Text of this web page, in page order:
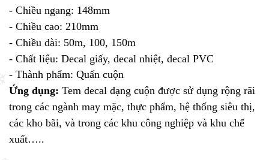
- Chiều ngang: 148mm
- Chiều cao: 210mm
- Chiều dài: 50m, 100, 150m
- Chất liệu: Decal giấy, decal nhiệt, decal PVC
- Thành phẩm: Quấn cuộn
Ứng dụng: Tem decal dạng cuộn được sử dụng rộng rãi
trong các ngành may mặc, thực phẩm, hệ thống siêu thị,
các kho bãi, và trong các khu công nghiệp và khu chế
xuất…..